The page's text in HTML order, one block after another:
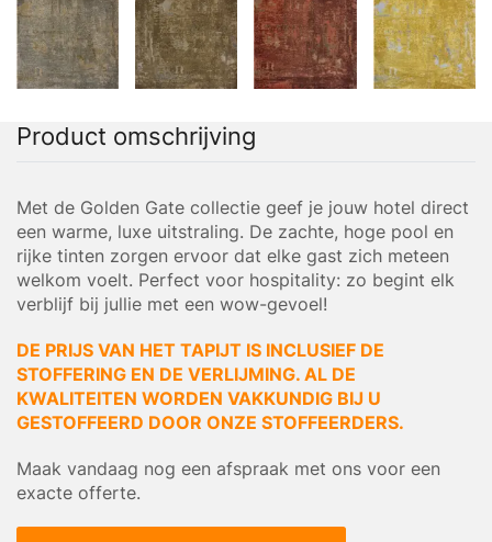
Product omschrijving
Met de Golden Gate collectie geef je jouw hotel direct
een warme, luxe uitstraling. De zachte, hoge pool en
rijke tinten zorgen ervoor dat elke gast zich meteen
welkom voelt. Perfect voor hospitality: zo begint elk
verblijf bij jullie met een wow-gevoel!
DE PRIJS VAN HET TAPIJT IS INCLUSIEF DE
STOFFERING EN DE VERLIJMING. AL DE
KWALITEITEN WORDEN VAKKUNDIG BIJ U
GESTOFFEERD DOOR ONZE STOFFEERDERS.
Maak vandaag nog een afspraak met ons voor een
exacte offerte.